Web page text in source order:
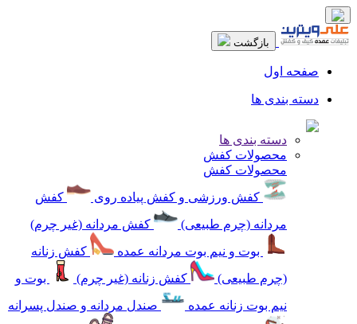
بازگشت
صفحه اول
دسته بندی ها
دسته بندی ها
محصولات کفش
محصولات کفش
کفش ورزشی و کفش پیاده روی
کفش
مردانه (چرم طبیعی)
کفش مردانه (غیر چرم)
بوت و نیم بوت مردانه عمده
کفش زنانه
(چرم طبیعی)
کفش زنانه (غیر چرم)
بوت و
نیم بوت زنانه عمده
صندل مردانه و صندل پسرانه